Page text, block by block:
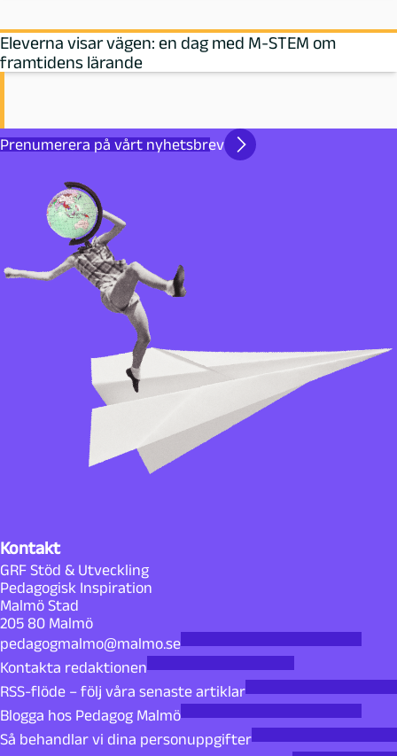
Eleverna visar vägen: en dag med M‑STEM om
framtidens lärande
Prenumerera på vårt nyhetsbrev
Kontakt
GRF Stöd & Utveckling
Pedagogisk Inspiration
Malmö Stad
205 80 Malmö
pedagogmalmo@malmo.se
Kontakta redaktionen
RSS-flöde – följ våra senaste artiklar
Blogga hos Pedagog Malmö
Så behandlar vi dina personuppgifter